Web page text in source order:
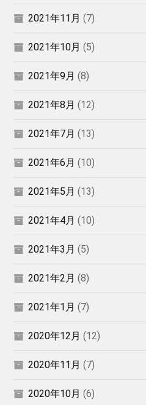
2021年11月 (7)
2021年10月 (5)
2021年9月 (8)
2021年8月 (12)
2021年7月 (13)
2021年6月 (10)
2021年5月 (13)
2021年4月 (10)
2021年3月 (5)
2021年2月 (8)
2021年1月 (7)
2020年12月 (12)
2020年11月 (7)
2020年10月 (6)